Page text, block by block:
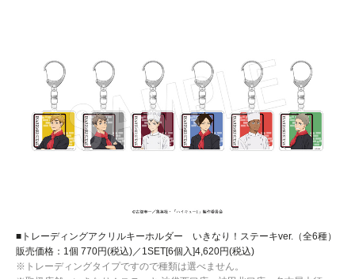
■トレーディングアクリルキーホルダー いきなり！ステーキver.（全6種）
販売価格：1個 770円(税込)／1SET[6個入]4,620円(税込)
※トレーディングタイプですので種類は選べません。